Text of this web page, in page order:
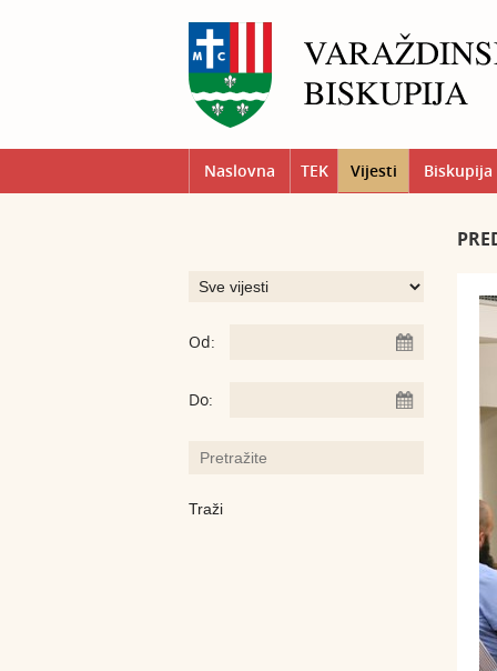
Naslovna TEK Vijesti Biskupija
Od:
Do: